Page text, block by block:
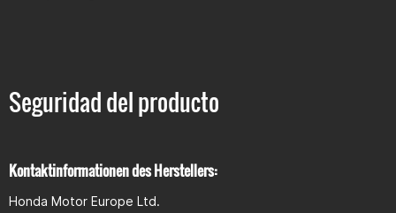
Seguridad del producto
Kontaktinformationen des Herstellers:
Honda Motor Europe Ltd.